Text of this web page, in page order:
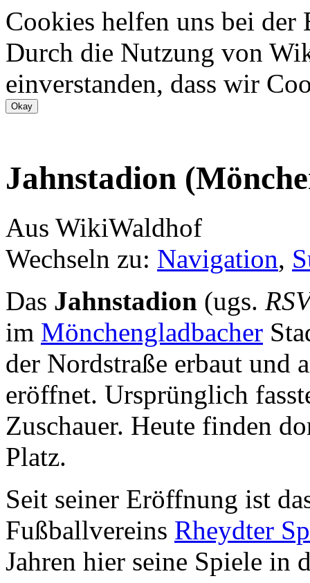
Cookies helfen uns bei
Durch die Nutzung von
einverstanden, dass wir
Jahnstadion
Aus WikiWaldhof
Wechseln zu: Navigation,
Das Jahnstadion (ugs.
im Mönchengladbacher
der Nordstraße erbaut und
eröffnet. Ursprünglich
Zuschauer. Heute finden
Platz.
Seit seiner Eröffnung ist
Fußballvereins Rheydter
Jahren hier seine Spiele in